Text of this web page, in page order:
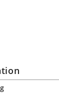
ved … Lisbeth
ved …
ved … Palle
ved … Helle